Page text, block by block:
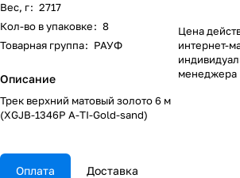
Вес, г: 2717
Кол-во в упаковке: 8
Товарная группа: РАУФ
Описание
Трек верхний матовый золото 6 м
(XGJB-1346P A-TI-Gold-sand)
Цена
интернет-
менеджера
Оплата Доставка